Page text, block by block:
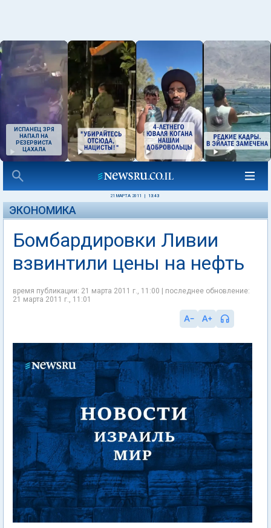
ИСПАНЕЦ ЗРЯ
НАПАЛ НА
РЕЗЕРВИСТА
ЦАХАЛА
21 МАРТА 2011 13:43
ЭКОНОМИКА
Бомбардировки Ливии
взвинтили цены на нефть
время публикации: 21 марта 2011 г., 11:00 | последнее обновление:
21 марта 2011 г., 11:01